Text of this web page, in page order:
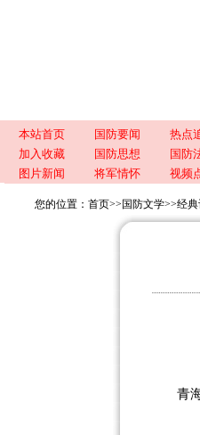
本站首页 国防要闻 热点
加入收藏
国防思想 国防
图片新闻
将军情怀 视频
您的位置： 首页>> 国防文学>>经
青